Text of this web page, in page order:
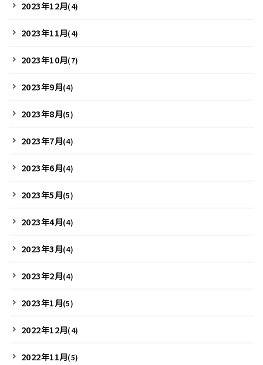
2023年12月(4)
2023年11月(4)
2023年10月(7)
2023年9月(4)
2023年8月(5)
2023年7月(4)
2023年6月(4)
2023年5月(5)
2023年4月(4)
2023年3月(4)
2023年2月(4)
2023年1月(5)
2022年12月(4)
2022年11月(5)